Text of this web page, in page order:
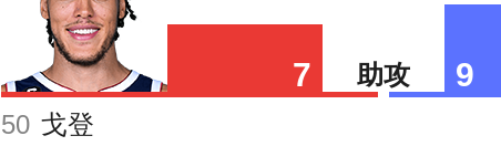
7
50 戈登
助攻 9